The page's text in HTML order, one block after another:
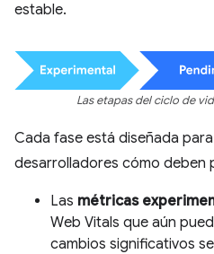
estable.
Las etapas del ciclo de
Cada fase está diseñada
desarrolladores cómo deben
Las métricas
Web Vitals que aún
cambios significativos